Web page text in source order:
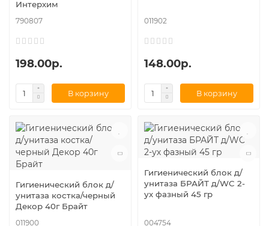
Интерхим
790807
198.00р.
В корзину
011902
148.00р.
В корзину
Гигиенический блок д/
унитаза костка/черный
Декор 40г Брайт
011900
Гигиенический блок д/
унитаза БРАЙТ д/WC 2-
ух фазный 45 гр
004754